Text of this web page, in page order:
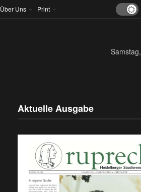
Über Uns Print
Aktuelle Ausgabe